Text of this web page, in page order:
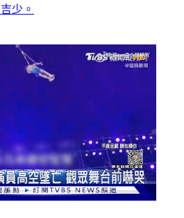
少。